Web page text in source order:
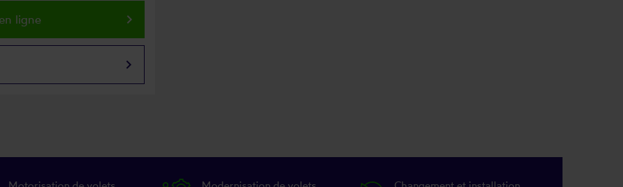
ligne keyboard_arrow_right
keyboard_arrow_right